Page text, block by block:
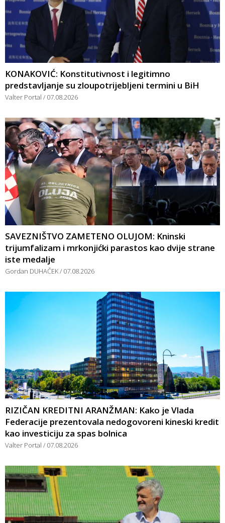
KONAKOVIĆ: Konstitutivnost i legitimno
predstavljanje su zloupotrijebljeni termini u BiH
Valter Portal 07.08.2026
SAVEZNIŠTVO ZAMETENO OLUJOM: Kninski
trijumfalizam i mrkonjićki parastos kao dvije strane
iste medalje
Gordan DUHAČEK 07.08.2026
RIZIČAN KREDITNI ARANŽMAN: Kako je Vlada
Federacije prezentovala nedogovoreni kineski kredit
kao investiciju za spas bolnica
Valter Portal 07.08.2026